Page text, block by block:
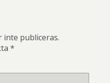
inte publiceras.
*